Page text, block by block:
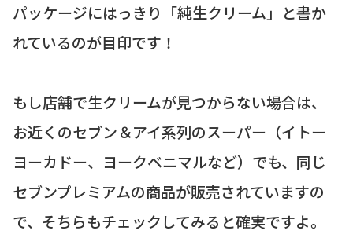
パッケージにはっきり「純生クリーム」と書か
れているのが目印です！
もし店舗で生クリームが見つからない場合は、
お近くのセブン＆アイ系列のスーパー（イトー
ヨーカドー、ヨークベニマルなど）でも、同じ
セブンプレミアムの商品が販売されていますの
で、そちらもチェックしてみると確実ですよ。